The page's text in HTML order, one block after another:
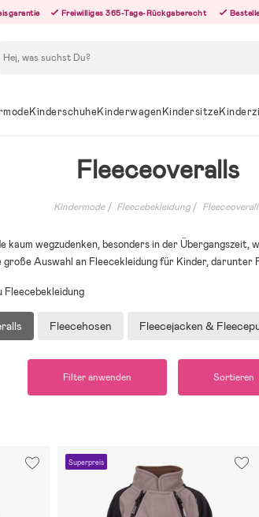
Freiwilliges 365-Tage-Rückgaberecht
KinderschuheKinderwagenKindersitze
Fleeceoveralls
Kindermode Fleecebekleidung
kaum wegzudenken, besonders in der
große Auswahl an Fleecekleidung für Kinder, darunter
Fleecebekleidung
Fleecehosen Fleecejacken &
Filter anwenden Sortieren
Superpreis